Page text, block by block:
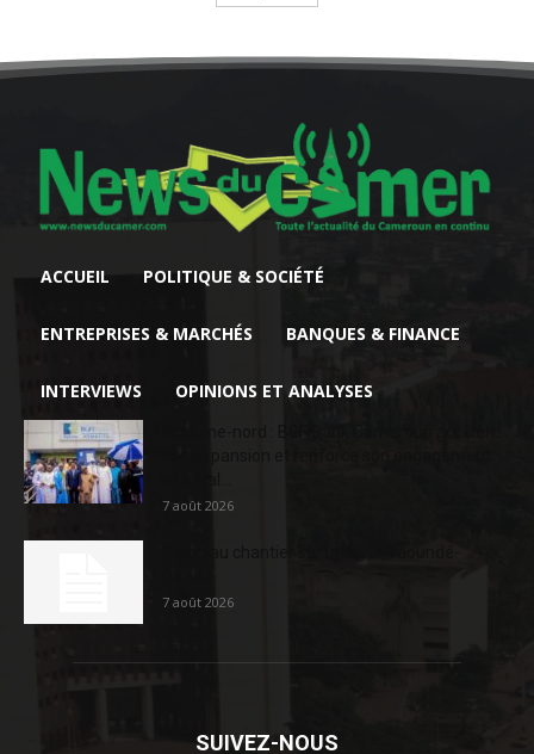
ACCUEIL POLITIQUE & SOCIÉTÉ
ENTREPRISES & MARCHÉS BANQUES & FINANCE
INTERVIEWS OPINIONS ET ANALYSES
7 août 2026
7 août 2026
SUIVEZ-NOUS